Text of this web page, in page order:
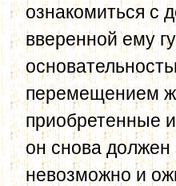
ознакомиться с
вверенной ему
перемещением
приобретенные
он снова должен
невозможно и